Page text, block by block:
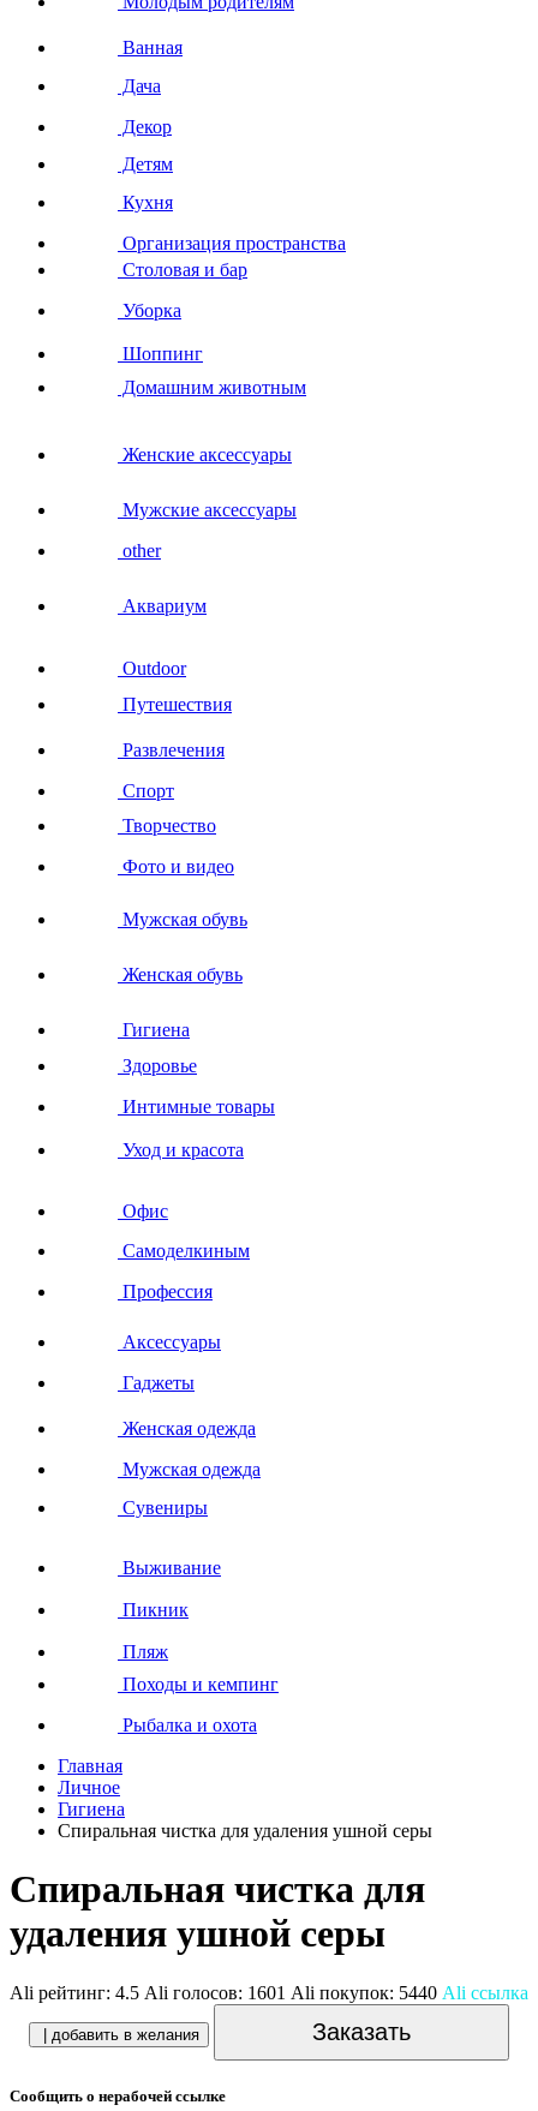
Ванная
Дача
Декор
Детям
Кухня
Организация пространства
Столовая и бар
Уборка
Шоппинг
Домашним животным
Женские аксессуары
Мужские аксессуары
other
Аквариум
Outdoor
Путешествия
Развлечения
Спорт
Творчество
Фото и видео
Мужская обувь
Женская обувь
Гигиена
Здоровье
Интимные товары
Уход и красота
Офис
Самоделкиным
Профессия
Аксессуары
Гаджеты
Женская одежда
Мужская одежда
Сувениры
Выживание
Пикник
Пляж
Походы и кемпинг
Рыбалка и охота
Главная
Личное
Гигиена
Спиральная чистка для удаления ушной серы
Спиральная чистка для
удаления ушной серы
Ali рейтинг: 4.5 Ali голосов: 1601 Ali покупок: 5440 Ali ссылка
| добавить в желания Заказать
Сообщить о нерабочей ссылке